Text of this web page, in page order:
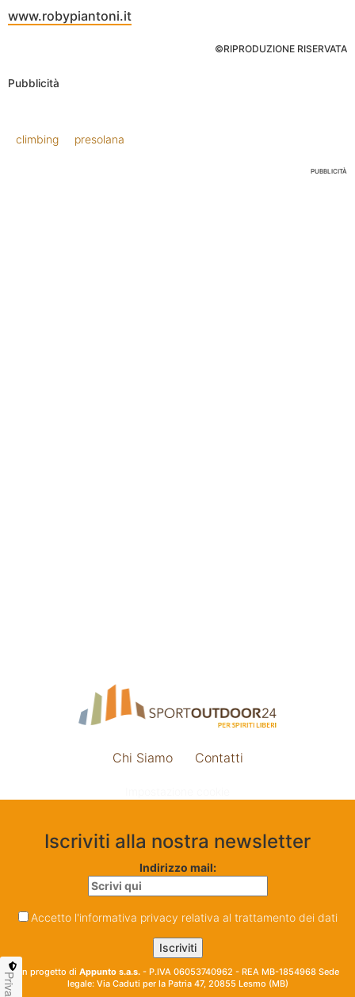
www.robypiantoni.it
©RIPRODUZIONE RISERVATA
Pubblicità
climbing presolana
PUBBLICITÀ
Chi Siamo Contatti
Iscriviti alla nostra newsletter
Indirizzo mail:
Accetto l'informativa privacy relativa al trattamento dei dati
Un progetto di Appunto s.a.s. - P.IVA 06053740962 - REA MB-1854968 Sede
legale: Via Caduti per la Patria 47, 20855 Lesmo (MB)